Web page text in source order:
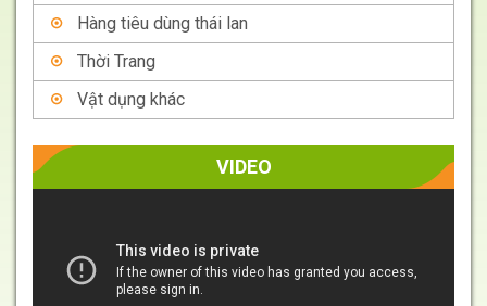
Hàng tiêu dùng thái lan
Thời Trang
Vật dụng khác
VIDEO